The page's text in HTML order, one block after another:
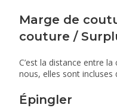
Marge de
couture /
C’est la distance entre
nous, elles sont
Épingler